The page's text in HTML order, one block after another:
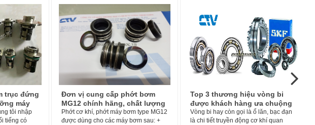
bơm
lượng
type MG12
sau: +
Top 3 thương hiệu vòng bi
được khách hàng ưa chuộng
nhất hiện nay
Vòng bi hay còn gọi là ổ lăn, bạc đạn
là chi tiết truyền động cơ khí quan
Thay phớt bơm chìm Flygt
CTV Services cung cấp dịch vụ thay
phớt máy bơm chìm nước thải cho các